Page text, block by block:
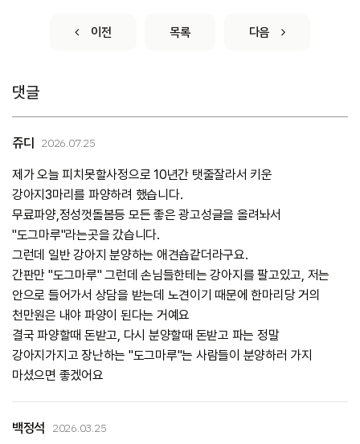
이전 목록 다음
댓글
쥬디 2026.07.25
제가 오늘 피치못할사정으로 10년간 탯줄잘라서 키운
강아지3마리를 파양하려 했습니다.
무료파양,정성껏돌봄등 모든 좋은 광고성글을 올려놔서
"도그마루"라는곳을 갔습니다.
그런데 일반 강아지 분양하는 애견숍같더라구요.
간판만 "도그마루" 그런데 손님들한테는 강아지를 팔고있고, 저는
안으로 들어가서 상담을 받는데 노견이기 때문에 한마리당 거의
천만원은 내야 파양이 된다는 거예요
결국 파양할때 돈받고, 다시 분양할때 돈받고 파는 정말
강아지가지고 장난하는 "도그마루"는 사람들이 분양하러 가지
마셨으면 좋겠어요
백정석 2026.03.25